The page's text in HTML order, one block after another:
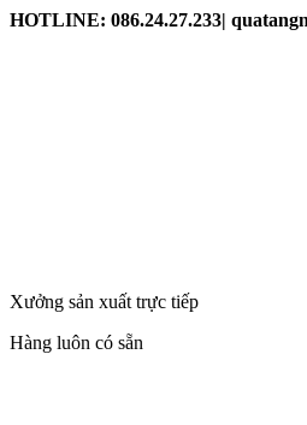
HOTLINE: 086.24.27.233|
Xưởng sản xuất trực tiếp
Hàng luôn có sẵn